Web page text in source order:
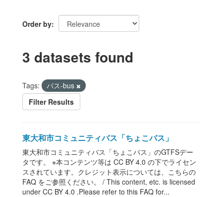
Order by
3 datasets found
Tags:
バス-bus
Filter Results
東大和市コミュニティバス「ちょこバス」
東大和市コミュニティバス「ちょこバス」のGTFSデー
タです。 ※本コンテンツ等は CC BY 4.0 の下でライセン
スされています。クレジット表示については、こちらの
FAQ をご参照ください。 / This content, etc. is licensed
under CC BY 4.0 .Please refer to this FAQ for...